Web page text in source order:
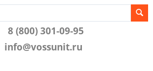
8 (800) 301-09-95
info@vossunit.ru